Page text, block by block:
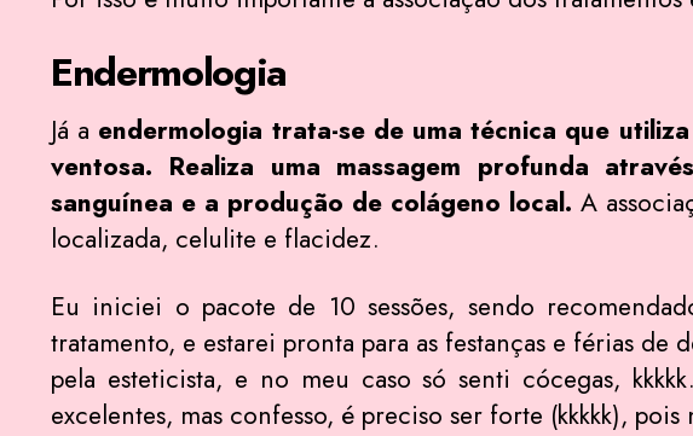
Endermologia
Já a endermologia trata-se de uma técnica que
ventosa. Realiza uma massagem profunda
sanguínea e a produção de colágeno local.A
localizada, celulite e flacidez.
Eu iniciei o pacote de 10 sessões, sendo
tratamento, e estarei pronta para as festanças e férias
pela esteticista, e no meu caso só senti cócegas,
excelentes, mas confesso, é preciso ser forte (kkkkk),